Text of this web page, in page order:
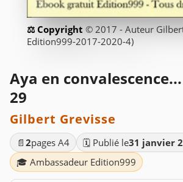
© 2017 - Auteur
Edition999-2017-2020-4)
Aya en
29
Gilbert Grevisse
📄 2pages A4 🗓️ Publié le31 janvier
🎓 Ambassadeur Edition999